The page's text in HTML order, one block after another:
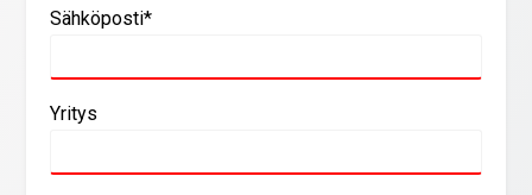
Sähköposti*
Yritys